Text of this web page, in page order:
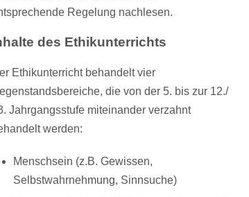
Regelung nachlesen.
des Ethikunterrichts
Ethikunterricht behandelt vier
die von der 5. bis zur 12./
Jahrgangsstufe miteinander verzahnt
werden:
Menschsein (z.B. Gewissen,
Selbstwahrnehmung, Sinnsuche)